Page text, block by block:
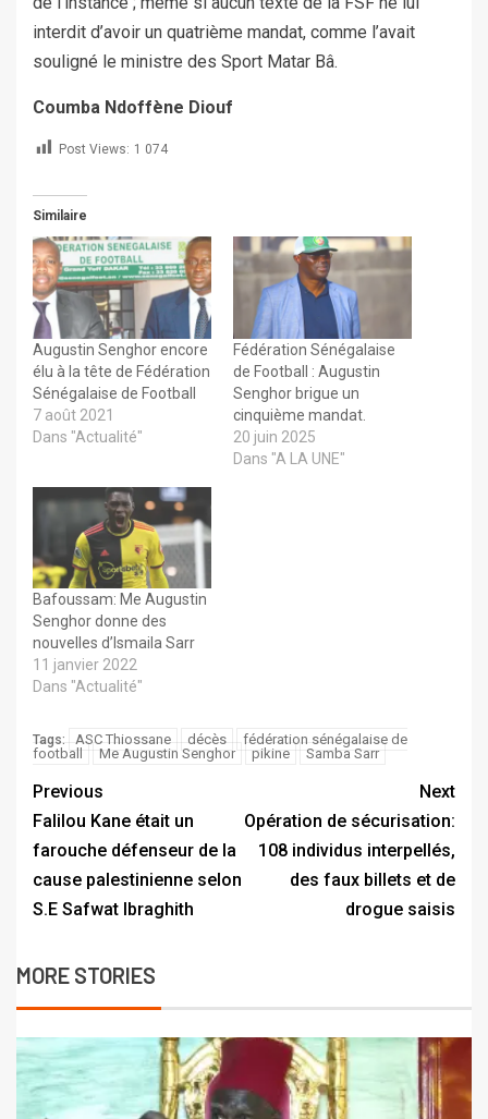
interdit d’avoir un quatrième mandat, comme l’avait
souligné le ministre des Sport Matar Bâ.
Coumba Ndoffène Diouf
Post Views: 1 074
Similaire
Augustin Senghor encore
élu à la tête de Fédération
Sénégalaise de Football
7 août 2021
Dans "Actualité"
Fédération Sénégalaise
de Football : Augustin
Senghor brigue un
cinquième mandat.
20 juin 2025
Dans "A LA UNE"
Bafoussam: Me Augustin
Senghor donne des
nouvelles d’Ismaila Sarr
11 janvier 2022
Dans "Actualité"
Tags: ASC Thiossane décès
fédération sénégalaise de
football
Me Augustin Senghor pikine Samba Sarr
Previous
Falilou Kane était un
farouche défenseur de la
cause palestinienne selon
S.E Safwat Ibraghith
Next
Opération de sécurisation:
108 individus interpellés,
des faux billets et de
drogue saisis
MORE STORIES